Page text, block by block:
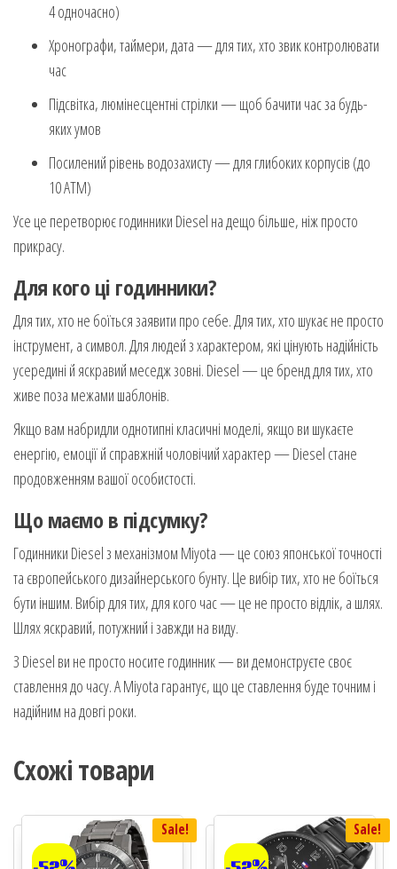
4 одночасно)
Хронографи, таймери, дата — для тих, хто звик контролювати
час
Підсвітка, люмінесцентні стрілки — щоб бачити час за будь-
яких умов
Посилений рівень водозахисту — для глибоких корпусів (до
10 ATM)
Усе це перетворює годинники Diesel на дещо більше, ніж просто
прикрасу.
Для кого ці годинники?
Для тих, хто не боїться заявити про себе. Для тих, хто шукає не просто
інструмент, а символ. Для людей з характером, які цінують надійність
усередині й яскравий меседж зовні. Diesel — це бренд для тих, хто
живе поза межами шаблонів.
Якщо вам набридли однотипні класичні моделі, якщо ви шукаєте
енергію, емоції й справжній чоловічий характер — Diesel стане
продовженням вашої особистості.
Що маємо в підсумку?
Годинники Diesel з механізмом Miyota — це союз японської точності
та європейського дизайнерського бунту. Це вибір тих, хто не боїться
бути іншим. Вибір для тих, для кого час — це не просто відлік, а шлях.
Шлях яскравий, потужний і завжди на виду.
З Diesel ви не просто носите годинник — ви демонструєте своє
ставлення до часу. А Miyota гарантує, що це ставлення буде точним і
надійним на довгі роки.
Схожі товари
Sale! Sale!